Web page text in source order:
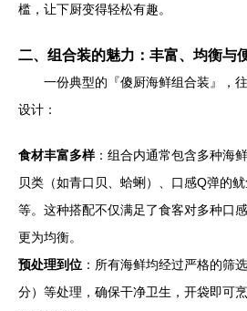
槛，让下厨变得轻松有趣。
二、组合装的魅力：丰富、均衡与
一份典型的『傻厨海鲜组合装』，
设计：
食材丰富多样：组合内通常包含多种海
贝类（如青口贝、蛤蜊）、口感Q弹的
等。这种搭配不仅满足了食客对多种口
更为均衡。
预处理到位 ：所有海鲜均经过严格的筛
分）等处理，确保干净卫生，开袋即可